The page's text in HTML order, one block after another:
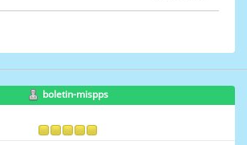
boletin-mispps